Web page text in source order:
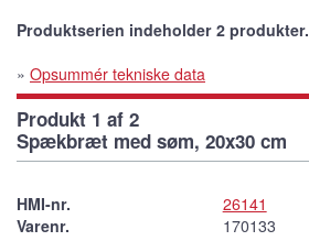
Produktserien indeholder 2 produkter.
» Opsummér tekniske data
Produkt 1 af 2
Spækbræt med søm, 20x30 cm
HMI-nr.
26141
Varenr.
170133